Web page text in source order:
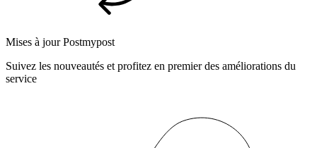
Mises à jour Postmypost
Suivez les nouveautés et profitez en premier des améliorations du
service